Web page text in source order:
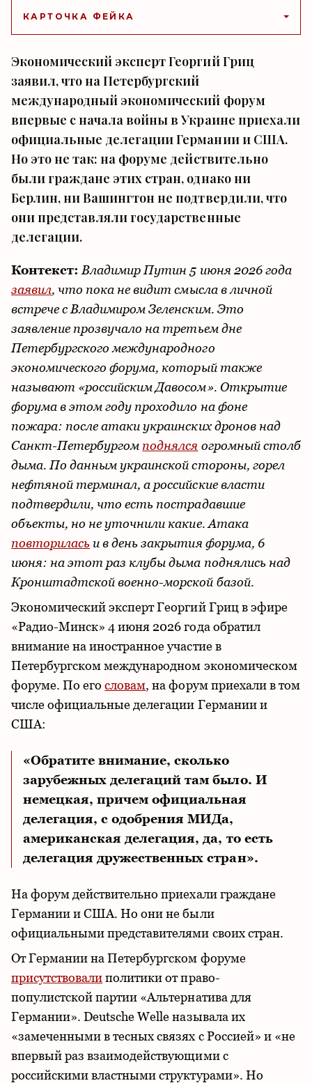
КАРТОЧКА ФЕЙКА
Экономический эксперт Георгий Гриц
заявил, что на Петербургский
международный экономический форум
впервые с начала войны в Украине приехали
официальные делегации Германии и США.
Но это не так: на форуме действительно
были граждане этих стран, однако ни
Берлин, ни Вашингтон не подтвердили, что
они представляли государственные
делегации.
Контекст: Владимир Путин 5 июня 2026 года
заявил, что пока не видит смысла в личной
встрече с Владимиром Зеленским. Это
заявление прозвучало на третьем дне
Петербургского международного
экономического форума, который также
называют «российским Давосом». Открытие
форума в этом году проходило на фоне
пожара: после атаки украинских дронов над
Санкт-Петербургомподнялся огромный столб
дыма. По данным украинской стороны, горел
нефтяной терминал, а российские власти
подтвердили, что есть пострадавшие
объекты, но не уточнили какие. Атака
повториласьи в день закрытия форума, 6
июня: на этот раз клубы дыма поднялись над
Кронштадтской военно-морской базой.
Экономический эксперт Георгий Гриц в эфире
«Радио-Минск» 4 июня 2026 года обратил
внимание на иностранное участие в
Петербургском международном экономическом
форуме. По егословам, на форум приехали в том
числе официальные делегации Германии и
США:
«Обратите внимание, сколько
зарубежных делегаций там было. И
немецкая, причем официальная
делегация, с одобрения МИДа,
американская делегация, да, то есть
делегация дружественных стран».
На форум действительно приехали граждане
Германии и США. Но они не были
официальными представителями своих стран.
От Германии на Петербургском форуме
присутствовалиполитики от право-
популистской партии «Альтернатива для
Германии». Deutsche Welle называла их
«замеченными в тесных связях с Россией» и «не
впервый раз взаимодействующими с
российскими властными структурами». Но